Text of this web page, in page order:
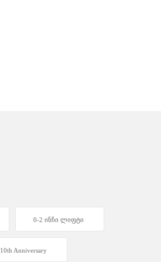
0-2 ინჩი ლიფტი
10th Anniversary